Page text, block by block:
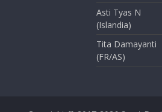
Asti Tyas N
(Islandia)
Tita Damayanti
(FR/AS)